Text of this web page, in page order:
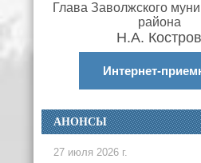
Глава Заволжского
района
Н.А. Костров
Интернет-
АНОНСЫ
27 июля 2026 г.